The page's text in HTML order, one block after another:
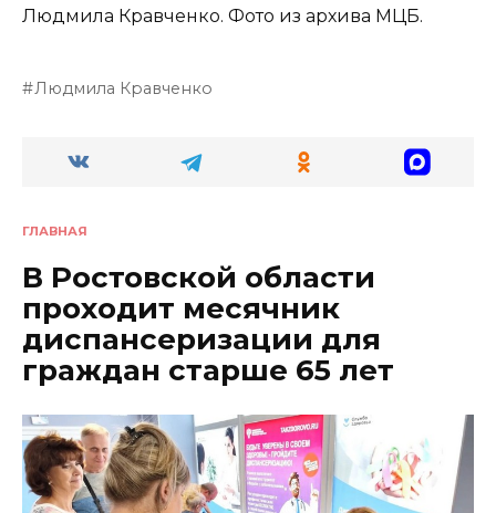
Людмила Кравченко. Фото из архива МЦБ.
Людмила Кравченко
ГЛАВНАЯ
В Ростовской области
проходит месячник
диспансеризации для
граждан старше 65 лет